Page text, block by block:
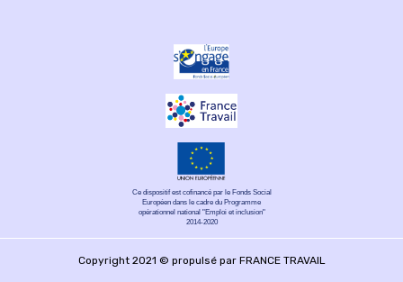
Ce dispositif est cofinancé par le Fonds Social
Européen dans le cadre du Programme
opérationnel national "Emploi et inclusion"
2014-2020
Copyright 2021 © propulsé par FRANCE TRAVAIL